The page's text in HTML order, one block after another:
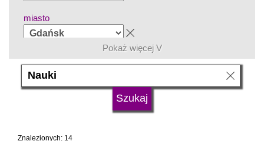
miasto
grupa kierunków
Pokaż więcej V
Znalezionych: 14